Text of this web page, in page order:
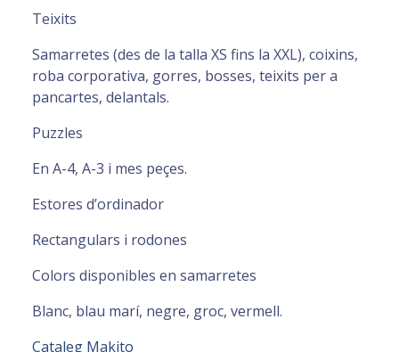
Teixits
Samarretes (des de la talla XS fins la XXL), coixins,
roba corporativa, gorres, bosses, teixits per a
pancartes, delantals.
Puzzles
En A-4, A-3 i mes peçes.
Estores d’ordinador
Rectangulars i rodones
Colors disponibles en samarretes
Blanc, blau marí, negre, groc, vermell.
Cataleg Makito